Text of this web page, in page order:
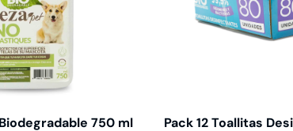
750 ml
Pack 12 Toallitas